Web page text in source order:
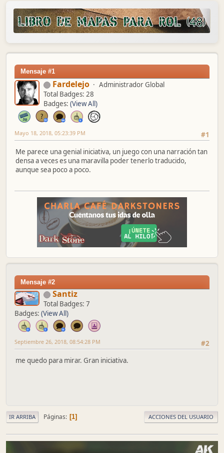
Mensaje #1
Fardelejo
Administrador Global
Total Badges: 28
Badges: (View All)
#1
Mayo 18, 2018, 05:23:39 PM
Me parece una genial iniciativa, un juego con una narración tan
densa a veces es una maravilla poder tenerlo traducido,
aunque sea poco a poco.
Mensaje #2
Santiz
Total Badges: 7
Badges: (View All)
#2
Septiembre 26, 2018, 08:54:28 PM
me quedo para mirar. Gran iniciativa.
IR ARRIBA Páginas 1 ACCIONES DEL USUARIO